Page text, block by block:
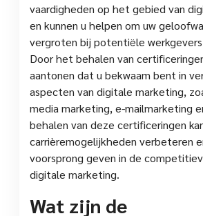
vaardigheden op het gebied van
en kunnen u helpen om uw
vergroten bij potentiële
Door het behalen van
aantonen dat u bekwaam bent in
aspecten van digitale marketing,
media marketing, e-mailmarketing
behalen van deze certificeringen
carrièremogelijkheden verbeteren
voorsprong geven in de
digitale marketing.
Wat zijn de